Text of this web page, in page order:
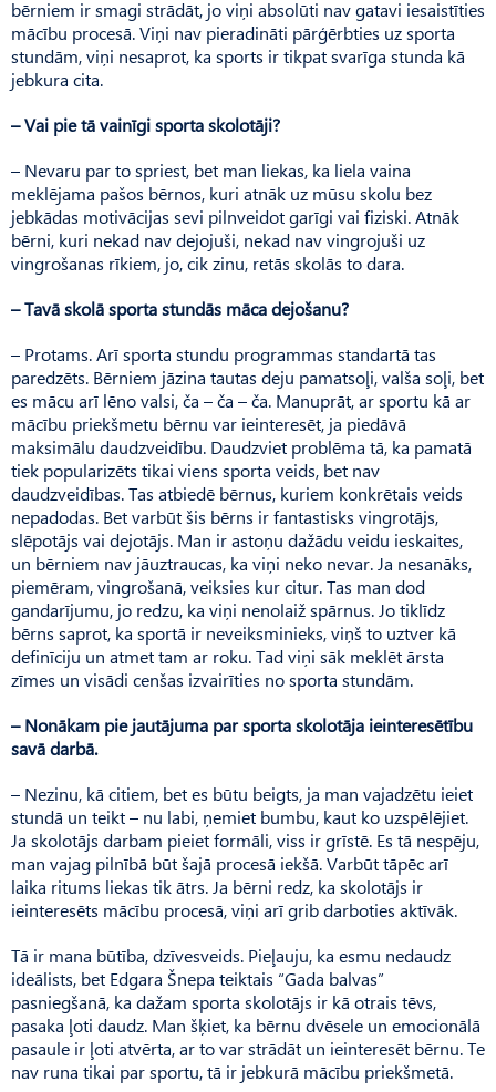
bērniem ir smagi strādāt, jo viņi absolūti nav gatavi iesaistīties
mācību procesā. Viņi nav pieradināti pārģērbties uz sporta
stundām, viņi nesaprot, ka sports ir tikpat svarīga stunda kā
jebkura cita.
– Vai pie tā vainīgi sporta skolotāji?
– Nevaru par to spriest, bet man liekas, ka liela vaina
meklējama pašos bērnos, kuri atnāk uz mūsu skolu bez
jebkādas motivācijas sevi pilnveidot garīgi vai fiziski. Atnāk
bērni, kuri nekad nav dejojuši, nekad nav vingrojuši uz
vingrošanas rīkiem, jo, cik zinu, retās skolās to dara.
– Tavā skolā sporta stundās māca dejošanu?
– Protams. Arī sporta stundu programmas standartā tas
paredzēts. Bērniem jāzina tautas deju pamatsoļi, valša soļi, bet
es mācu arī lēno valsi, ča – ča – ča. Manuprāt, ar sportu kā ar
mācību priekšmetu bērnu var ieinteresēt, ja piedāvā
maksimālu daudzveidību. Daudzviet problēma tā, ka pamatā
tiek popularizēts tikai viens sporta veids, bet nav
daudzveidības. Tas atbiedē bērnus, kuriem konkrētais veids
nepadodas. Bet varbūt šis bērns ir fantastisks vingrotājs,
slēpotājs vai dejotājs. Man ir astoņu dažādu veidu ieskaites,
un bērniem nav jāuztraucas, ka viņi neko nevar. Ja nesanāks,
piemēram, vingrošanā, veiksies kur citur. Tas man dod
gandarījumu, jo redzu, ka viņi nenolaiž spārnus. Jo tiklīdz
bērns saprot, ka sportā ir neveiksminieks, viņš to uztver kā
definīciju un atmet tam ar roku. Tad viņi sāk meklēt ārsta
zīmes un visādi cenšas izvairīties no sporta stundām.
– Nonākam pie jautājuma par sporta skolotāja ieinteresētību
savā darbā.
– Nezinu, kā citiem, bet es būtu beigts, ja man vajadzētu ieiet
stundā un teikt – nu labi, ņemiet bumbu, kaut ko uzspēlējiet.
Ja skolotājs darbam pieiet formāli, viss ir grīstē. Es tā nespēju,
man vajag pilnībā būt šajā procesā iekšā. Varbūt tāpēc arī
laika ritums liekas tik ātrs. Ja bērni redz, ka skolotājs ir
ieinteresēts mācību procesā, viņi arī grib darboties aktīvāk.
Tā ir mana būtība, dzīvesveids. Pieļauju, ka esmu nedaudz
ideālists, bet Edgara Šnepa teiktais “Gada balvas”
pasniegšanā, ka dažam sporta skolotājs ir kā otrais tēvs,
pasaka ļoti daudz. Man šķiet, ka bērnu dvēsele un emocionālā
pasaule ir ļoti atvērta, ar to var strādāt un ieinteresēt bērnu. Te
nav runa tikai par sportu, tā ir jebkurā mācību priekšmetā.